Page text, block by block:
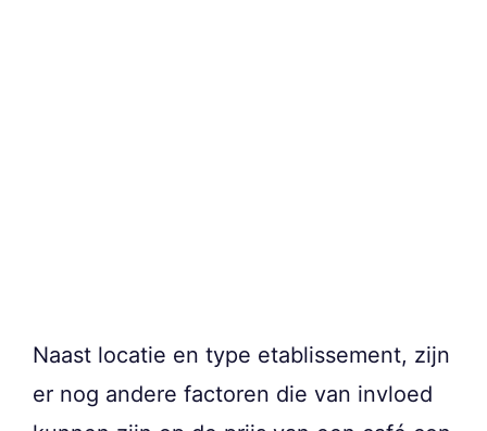
Naast locatie en type etablissement, zijn
er nog andere factoren die van invloed